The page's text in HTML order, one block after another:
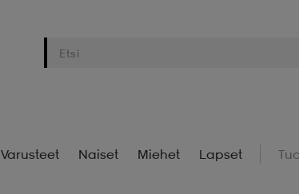
Varusteet Naiset Miehet Lapset